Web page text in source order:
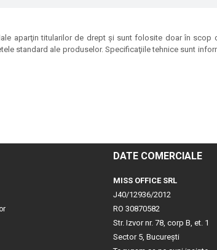
aparţin titularilor de drept şi sunt folosite doar în
standard ale produselor. Specificaţiile tehnice sunt
DATE COMERCIALE
MISS OFFICE SRL
J40/12936/2012
RO 30870582
Str. Izvor nr. 78, corp B, et. 1
Sector 5, Bucureşti